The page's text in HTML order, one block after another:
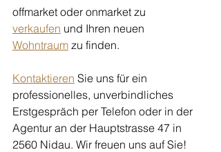
offmarket oder onmarket zu
verkaufen und Ihren neuen
Wohntraum zu finden.
Kontaktieren Sie uns für ein
professionelles, unverbindliches
Erstgespräch per Telefon oder in der
Agentur an der Hauptstrasse 47 in
2560 Nidau. Wir freuen uns auf Sie!